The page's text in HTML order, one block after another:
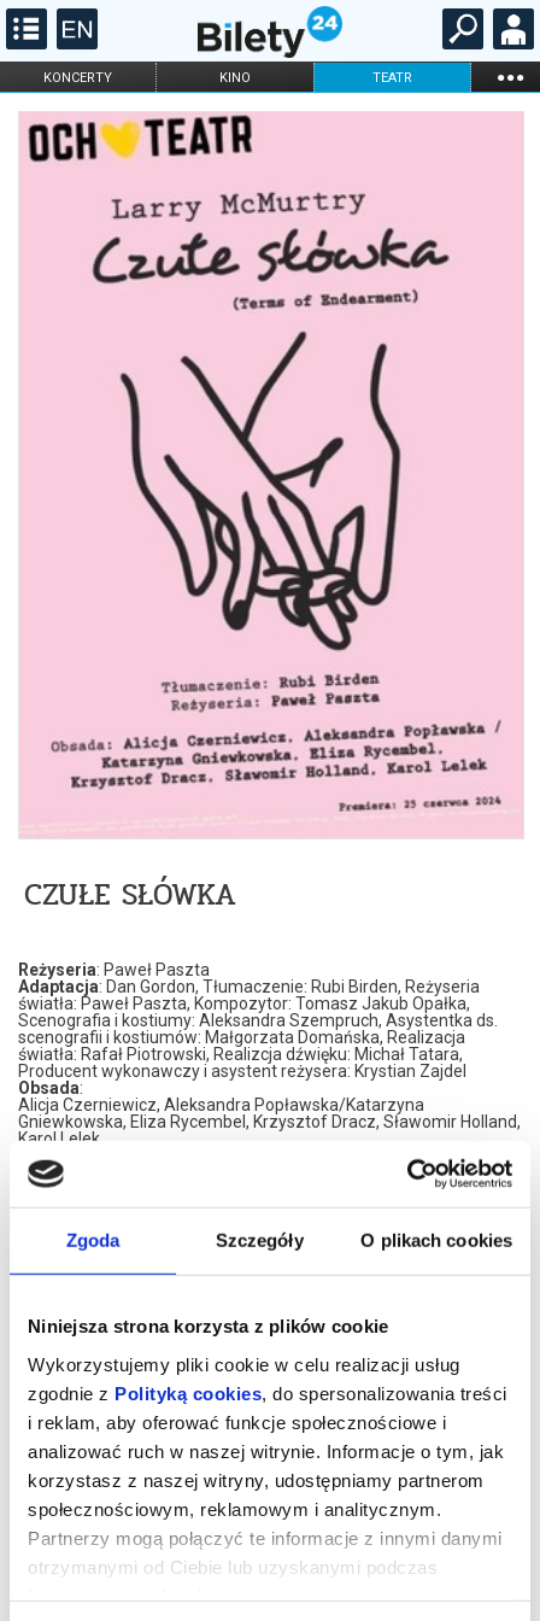
Zgoda Szczegóły O plikach cookies
Niniejsza strona korzysta z plików cookie
Wykorzystujemy pliki cookie w celu realizacji usług
zgodnie z Polityką cookies , do spersonalizowania treści
i reklam, aby oferować funkcje społecznościowe i
analizować ruch w naszej witrynie. Informacje o tym, jak
korzystasz z naszej witryny, udostępniamy partnerom
społecznościowym, reklamowym i analitycznym.
Partnerzy mogą połączyć te informacje z innymi danymi
otrzymanymi od Ciebie lub uzyskanymi podczas
KONCERTY KINO TEATR ...
FILHARMONIA OPERA I BALET
DLA DZIECI
ONLINE
CZUŁE SŁÓWKA
Reżyseria: Paweł Paszta
Adaptacja: Dan Gordon, Tłumaczenie: Rubi Birden, Reżyseria
światła: Paweł Paszta, Kompozytor: Tomasz Jakub Opałka,
Scenografia i kostiumy: Aleksandra Szempruch, Asystentka ds.
scenografii i kostiumów: Małgorzata Domańska, Realizacja
światła: Rafał Piotrowski, Realizcja dźwięku: Michał Tatara,
Producent wykonawczy i asystent reżysera: Krystian Zajdel
Obsada:
Alicja Czerniewicz, Aleksandra Popławska/Katarzyna
Gniewkowska, Eliza Rycembel, Krzysztof Dracz, Sławomir Holland,
Karol Lelek
Kategoria
Data premiery
Teatralna wersja wielkiego kinowego hitu obsypanego Oscarami.
wpływać na nas, jak czasem kłamiemy, bo nie umiemy inaczej,
albo jesteśmy szczerzy za bardzo, aż do bólu, szukając uwagi, czy
prowokując konflikty. Czułe słówka łagodzą trudną relację matki z
momentami refleksyjna, momentami komiczna. Idealny materiał
na wspaniałe kreacje aktorskie, które nasza obsada gwarantuje.
"Czułe słówka" (oryginalny tytuł: „Terms of Endearment”) są
prezentowane dzięki specjalnej umowie z Broadway Licensing,
440 Park Av. South, 11th Floor, New York, NY 10016,
www.brodwaylicensing.com. Prawa autorskie Autora i Tłumaczki
do tej sztuki reprezentuje Agencja ADiT.
*******
Bezpieczne zakupy w Bilety24. W przypadku odwołania
potwierdzony komunikatem wysyłanym na adres e-mail, podany
podczas zakupu.
czytaj więcej o
wydarzeniu